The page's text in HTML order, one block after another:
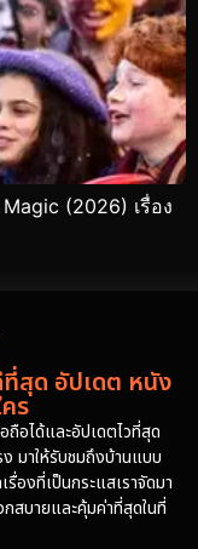
(2026) เรื่อง
สุด อัปเดต หนัง
ร
ถือได้และอัปเดตไวที่สุด
มาให้รับชมถึงบ้านแบบ
องที่เป็นกระแสเราจัดมา
สบายและคุ้มค่าที่สุดในที่